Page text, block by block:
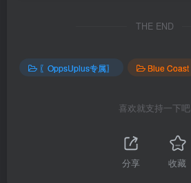
THE END
〖OppsUplus专属〗 Blue Coast
喜欢就支持一下吧
分享 收藏